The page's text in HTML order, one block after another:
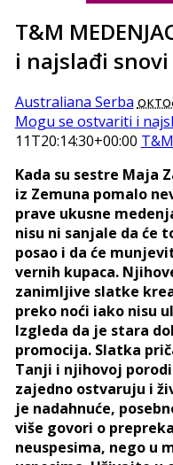
T&M
i najslađi snovi
Australiana Serba
Mogu se ostvariti i
11T20:14:30+00:00
Kada su sestre Maja
iz Zemuna pomalo
prave ukusne
nisu ni sanjale da će
posao i da će
vernih kupaca.
zanimljive slatke
preko noći iako nisu
Izgleda da je stara
promocija. Slatka
Tanji i njihovoj
zajedno ostvaruju i
je nadahnuće,
više govori o
neuspesima, nego u